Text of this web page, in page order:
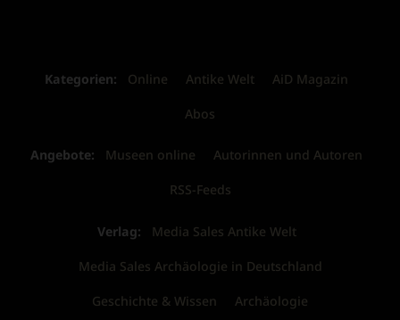
Kategorien: Online Antike Welt AiD Magazin
Abos
Angebote: Museen online Autorinnen und Autoren
RSS-Feeds
Verlag: Media Sales Antike Welt
Media Sales Archäologie in Deutschland
Geschichte & Wissen Archäologie